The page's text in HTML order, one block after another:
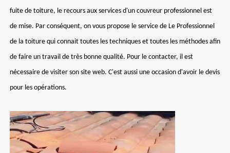
fuite de toiture, le recours aux services d'un couvreur professionnel est
de mise. Par conséquent, on vous propose le service de Le Professionnel
de la toiture qui connait toutes les techniques et toutes les méthodes afin
de faire un travail de très bonne qualité. Pour le contacter, il est
nécessaire de visiter son site web. C'est aussi une occasion d'avoir le devis
pour les opérations.